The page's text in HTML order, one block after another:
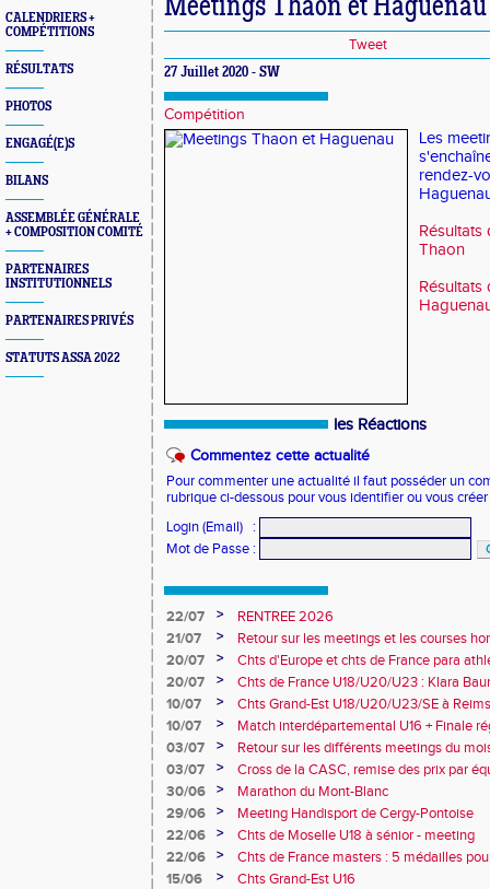
CALENDRIERS +
COMPÉTITIONS
RÉSULTATS
PHOTOS
ENGAGÉ(E)S
BILANS
ASSEMBLÉE GÉNÉRALE
+ COMPOSITION COMITÉ
PARTENAIRES
INSTITUTIONNELS
PARTENAIRES PRIVÉS
STATUTS ASSA 2022
Meetings Thaon et Haguenau
Tweet
27 Juillet 2020 - SW
Compétition
Les
rendez-
Résultats
Thaon
Résultats
les Réactions
Commentez cette actualité
Pour commenter une actualité il faut posséder un
rubrique ci-dessous pour vous identifier ou vous
Login (Email)
:
Mot de Passe :
22/07 >
RENTREE 2026
21/07
>
Retour sur les meetings et les courses
20/07
>
Chts d'Europe et chts de France para
champion d'Europe et multiples
20/07 >
Chts de France U18/U20/U23 : Klara
10e
10/07 >
Chts Grand-Est U18/U20/U23/SE à
10/07
>
Match interdépartemental U16 + Finale
Obernai
03/07 >
Retour sur les différents meetings du
03/07
>
Cross de la CASC, remise des prix par
collèges
30/06 >
Marathon du Mont-Blanc
29/06
>
Meeting Handisport de Cergy-Pontoise
22/06
>
Chts de Moselle U18 à sénior - meeting
22/06
>
Chts de France masters : 5 médailles
15/06
>
Chts Grand-Est U16